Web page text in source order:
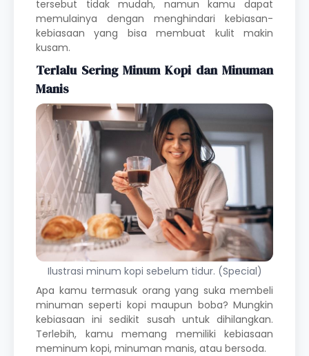
tersebut tidak mudah, namun kamu dapat
memulainya dengan menghindari kebiasan-
kebiasaan yang bisa membuat kulit makin
kusam.
Terlalu Sering Minum Kopi dan Minuman
Manis
Ilustrasi minum kopi sebelum tidur. (Special)
Apa kamu termasuk orang yang suka membeli
minuman seperti kopi maupun boba? Mungkin
kebiasaan ini sedikit susah untuk dihilangkan.
Terlebih, kamu memang memiliki kebiasaan
meminum kopi, minuman manis, atau bersoda.